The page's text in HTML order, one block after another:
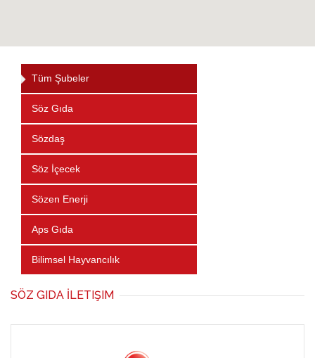
Tüm Şubeler
Söz Gıda
Sözdaş
Söz İçecek
Sözen Enerji
Aps Gıda
Bilimsel Hayvancılık
SÖZ GIDA İLETIŞIM